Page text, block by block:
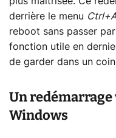
derrière le menu
reboot sans passer
fonction utile en
de garder dans un
Un
Windows